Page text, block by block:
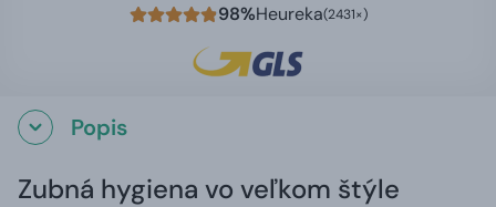
98%Heureka(2431×)
Popis
Zubná hygiena vo veľkom štýle